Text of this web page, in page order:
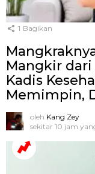
1 Bagikan
Mangkir dari
Kadis
Memimpin,
oleh Kang Zey
sekitar 10 jam